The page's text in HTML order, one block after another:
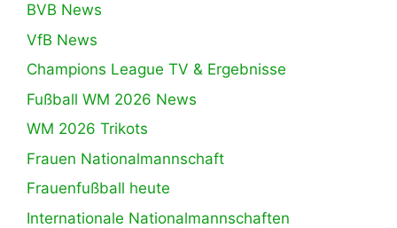
BVB News
VfB News
Champions League TV & Ergebnisse
Fußball WM 2026 News
WM 2026 Trikots
Frauen Nationalmannschaft
Frauenfußball heute
Internationale Nationalmannschaften